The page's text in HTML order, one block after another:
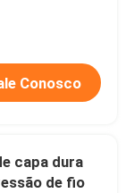
Conosco
capa dura
de fio